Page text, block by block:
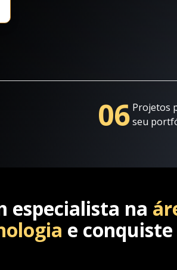
06 Projetos
seu
especialista na
e